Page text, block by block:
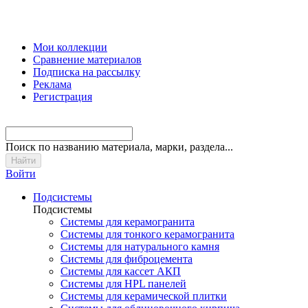
Мои коллекции
Сравнение материалов
Подписка на рассылку
Реклама
Регистрация
Поиск по названию материала, марки, раздела...
Войти
Подсистемы
Подсистемы
Системы для керамогранита
Системы для тонкого керамогранита
Системы для натурального камня
Системы для фиброцемента
Системы для кассет АКП
Системы для HPL панелей
Системы для керамической плитки